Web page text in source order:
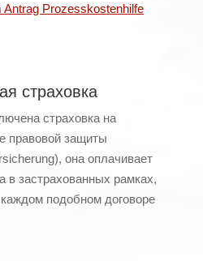
Antrag Prozesskostenhilfe
страховка
страховка на
правовой защиты
она оплачивает
в застрахованных рамках,
подобном договоре